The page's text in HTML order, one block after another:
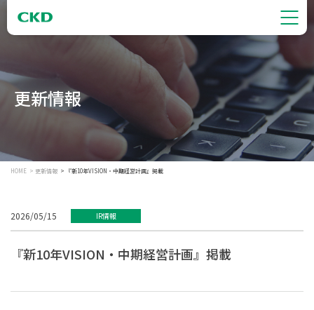
更新情報
HOME 更新情報 『新10年VISION・中期経営計画』掲載
2026/05/15 IR情報
『新10年VISION・中期経営計画』掲載